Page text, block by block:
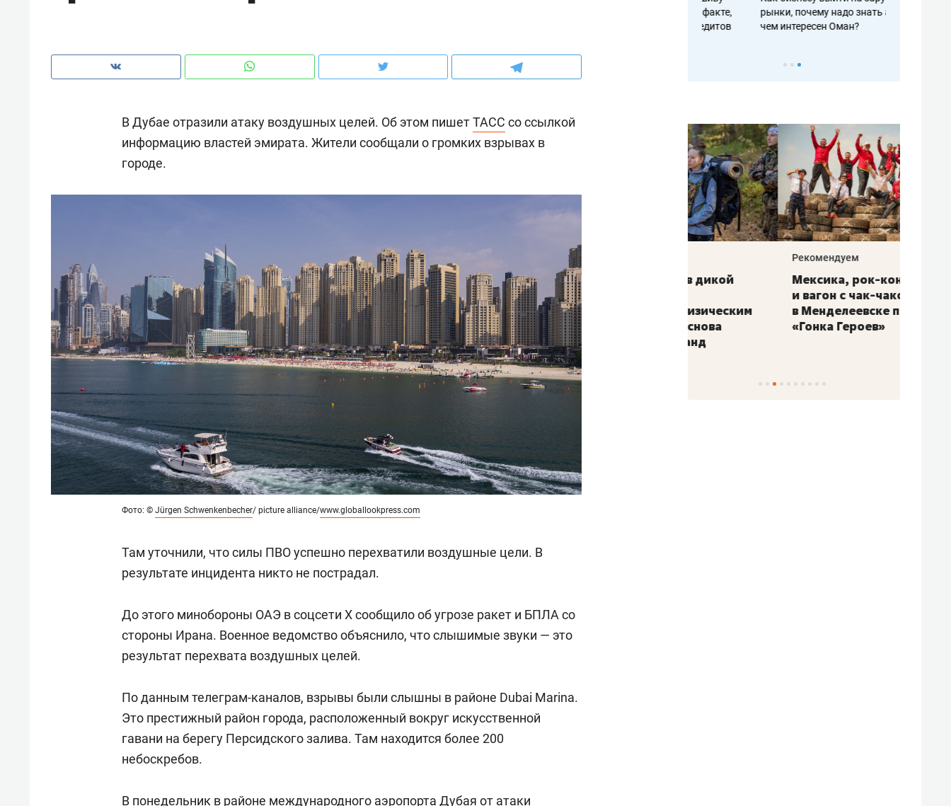
В Дубае отразили атаку воздушных целей. Об этом пишетТАСС со ссылкой
информацию властей эмирата. Жители сообщали о громких взрывах в
городе.
Фото: © Jürgen Schwenkenbecher/ picture alliance/www.globallookpress.com
Там уточнили, что силы ПВО успешно перехватили воздушные цели. В
результате инцидента никто не пострадал.
До этого минобороны ОАЭ в соцсети X сообщило об угрозе ракет и БПЛА со
стороны Ирана. Военное ведомство объяснило, что слышимые звуки — это
результат перехвата воздушных целей.
По данным телеграм-каналов, взрывы были слышны в районе Dubai Marina.
Это престижный район города, расположенный вокруг искусственной
гавани на берегу Персидского залива. Там находится более 200
небоскребов.
В понедельник в районе международного аэропорта Дубая от атаки
рынки, почему надо знать аксакалов и
чем интересен Оман?
Рекомендуем
Как ГК «МИР ГРУПП» и ВТБ
создают оазис жилого
комфорта под Казанью
150 камер до квартиры и Face
ID вместо ключа: какой будет
безопасность в ЖК «Нова»
Опыт выживания в дикой
природе, работа
с ментальным и физическим
состоянием как основа
антихрупких команд
Мексика, рок-концерт
и вагон с чак-чаком: как
в Менделеевске прошла
«Гонка Героев»